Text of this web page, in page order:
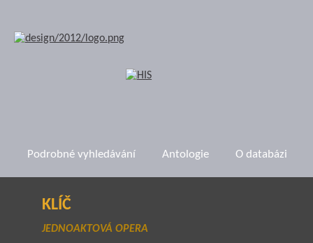
Podrobné vyhledávání Antologie O databázi
KLÍČ
JEDNOAKTOVÁ OPERA